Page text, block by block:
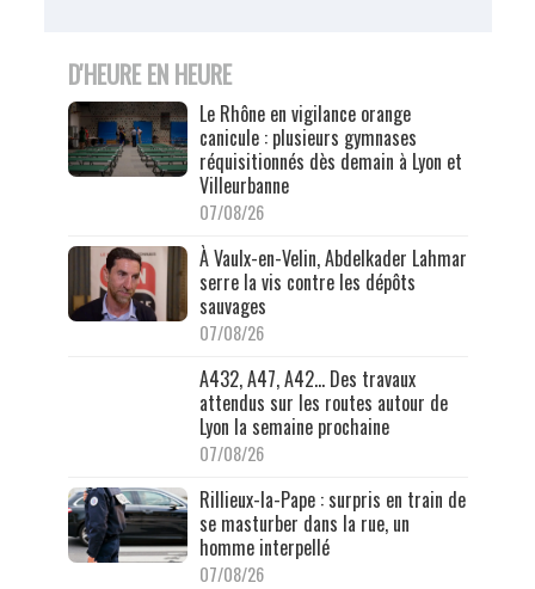
D'HEURE EN HEURE
Le Rhône en vigilance orange
canicule : plusieurs gymnases
réquisitionnés dès demain à Lyon et
Villeurbanne
07/08/26
À Vaulx-en-Velin, Abdelkader Lahmar
serre la vis contre les dépôts
sauvages
07/08/26
A432, A47, A42… Des travaux
attendus sur les routes autour de
Lyon la semaine prochaine
07/08/26
Rillieux-la-Pape : surpris en train de
se masturber dans la rue, un
homme interpellé
07/08/26